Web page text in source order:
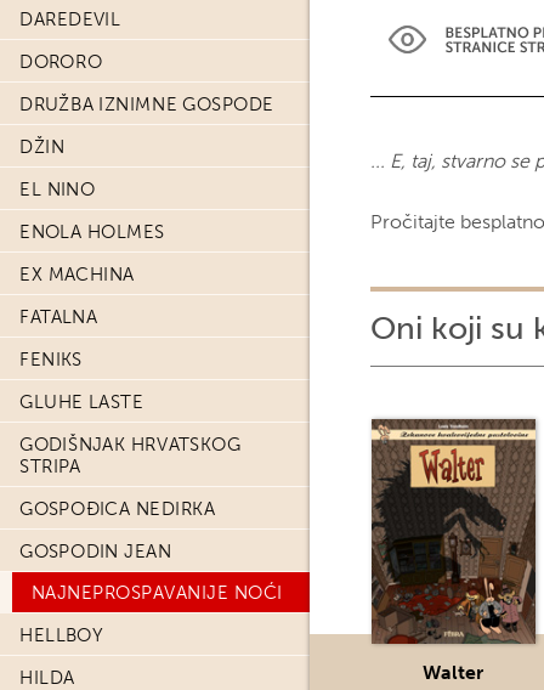
DAREDEVIL
DORORO
DRUŽBA IZNIMNE GOSPODE
DŽIN
EL NINO
ENOLA HOLMES
EX MACHINA
FATALNA
FENIKS
GLUHE LASTE
GODIŠNJAK HRVATSKOG
STRIPA
GOSPOĐICA NEDIRKA
GOSPODIN JEAN
NAJNEPROSPAVANIJE NOĆI
HELLBOY
HILDA
... E, taj, stvarno se
Pročitajte
Oni koji su
Walter